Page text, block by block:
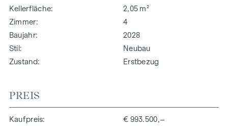
Kellerfläche
2,05 m²
Zimmer
4
Baujahr
2028
Stil
Neubau
Zustand
Erstbezug
PREIS
Kaufpreis € 993.500,–